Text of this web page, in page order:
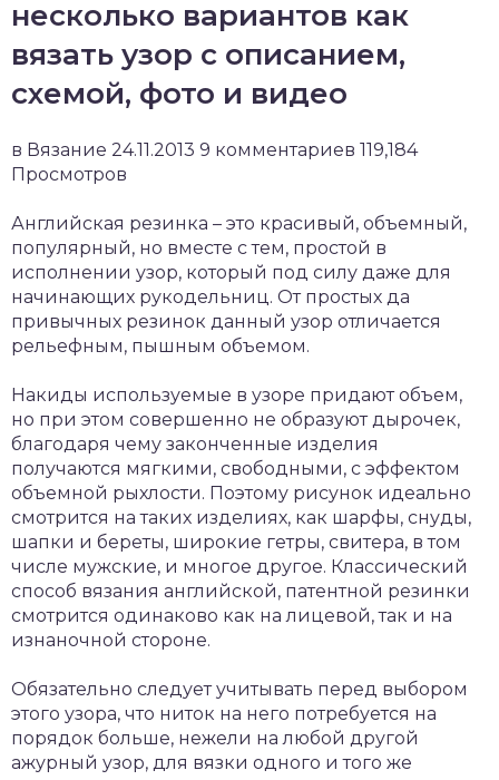
несколько вариантов как
вязать узор с описанием,
схемой, фото и видео
в Вязание 24.11.2013 9 комментариев 119,184
Просмотров
Английская резинка – это красивый, объемный,
популярный, но вместе с тем, простой в
исполнении узор, который под силу даже для
начинающих рукодельниц. От простых да
привычных резинок данный узор отличается
рельефным, пышным объемом.
Накиды используемые в узоре придают объем,
но при этом совершенно не образуют дырочек,
благодаря чему законченные изделия
получаются мягкими, свободными, с эффектом
объемной рыхлости. Поэтому рисунок идеально
смотрится на таких изделиях, как шарфы, снуды,
шапки и береты, широкие гетры, свитера, в том
числе мужские, и многое другое. Классический
способ вязания английской, патентной резинки
смотрится одинаково как на лицевой, так и на
изнаночной стороне.
Обязательно следует учитывать перед выбором
этого узора, что ниток на него потребуется на
порядок больше, нежели на любой другой
ажурный узор, для вязки одного и того же